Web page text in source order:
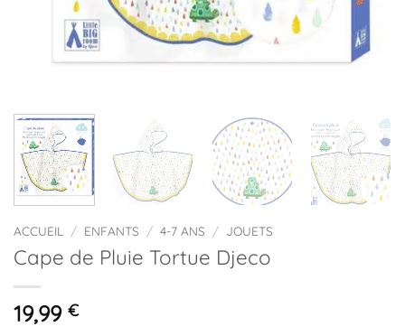
ACCUEIL / ENFANTS / 4-7 ANS / JOUETS
Cape de Pluie Tortue Djeco
19,99 €